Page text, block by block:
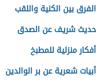
الفرق بين الكنية واللقب
حديث شريف عن الصدق
أفكار منزلية للمطبخ
أبيات شعرية عن بر الوالدين